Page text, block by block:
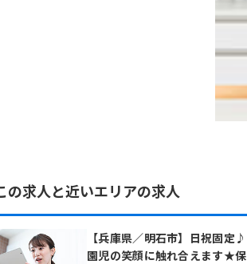
の求人と近いエリアの求人
【兵庫県／明石市】日祝固定♪
園児の笑顔に触れ合えます★保